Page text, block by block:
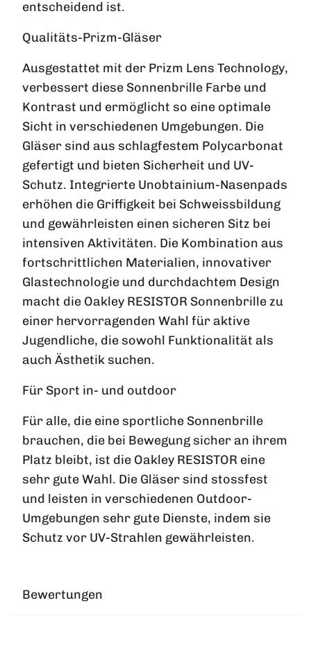
entscheidend ist.
Qualitäts-Prizm-Gläser
Ausgestattet mit der Prizm Lens Technology,
verbessert diese Sonnenbrille Farbe und
Kontrast und ermöglicht so eine optimale
Sicht in verschiedenen Umgebungen. Die
Gläser sind aus schlagfestem Polycarbonat
gefertigt und bieten Sicherheit und UV-
Schutz. Integrierte Unobtainium-Nasenpads
erhöhen die Griffigkeit bei Schweissbildung
und gewährleisten einen sicheren Sitz bei
intensiven Aktivitäten. Die Kombination aus
fortschrittlichen Materialien, innovativer
Glastechnologie und durchdachtem Design
macht die Oakley RESISTOR Sonnenbrille zu
einer hervorragenden Wahl für aktive
Jugendliche, die sowohl Funktionalität als
auch Ästhetik suchen.
Für Sport in- und outdoor
Für alle, die eine sportliche Sonnenbrille
brauchen, die bei Bewegung sicher an ihrem
Platz bleibt, ist die Oakley RESISTOR eine
sehr gute Wahl. Die Gläser sind stossfest
und leisten in verschiedenen Outdoor-
Umgebungen sehr gute Dienste, indem sie
Schutz vor UV-Strahlen gewährleisten.
Bewertungen